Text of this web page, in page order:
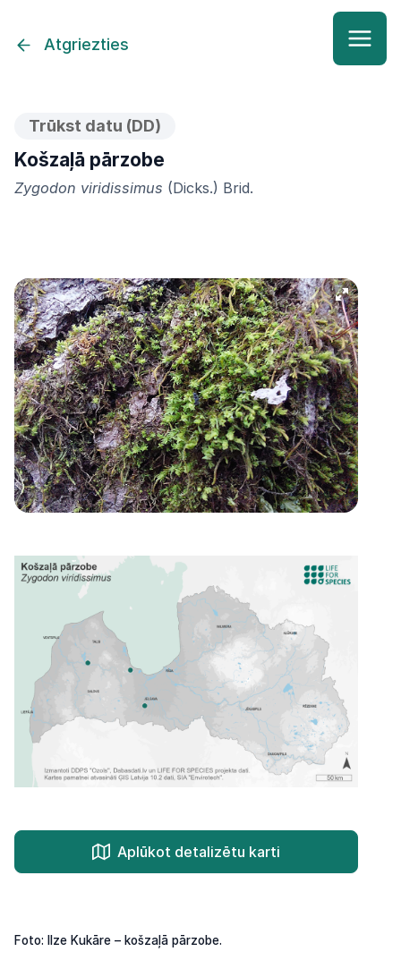
Atgriezties
Trūkst datu (DD)
Košzaļā pārzobe
Zygodon viridissimus (Dicks.) Brid.
Aplūkot detalizētu karti
Foto: Ilze Kukāre – košzaļā pārzobe.